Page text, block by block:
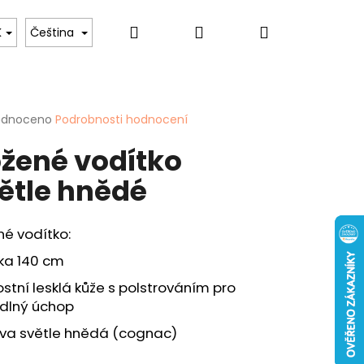
Pro ženy Hobby & Záliby
Čeština Hledat PřihlášeníNákupní
Podrobnosti hodnocení
vodítko
hnědé
vodítko:
140 cm
lesklá kůže s polstrováním pro
úchop
světle hnědá (cognac)
- "KAPR" - 40